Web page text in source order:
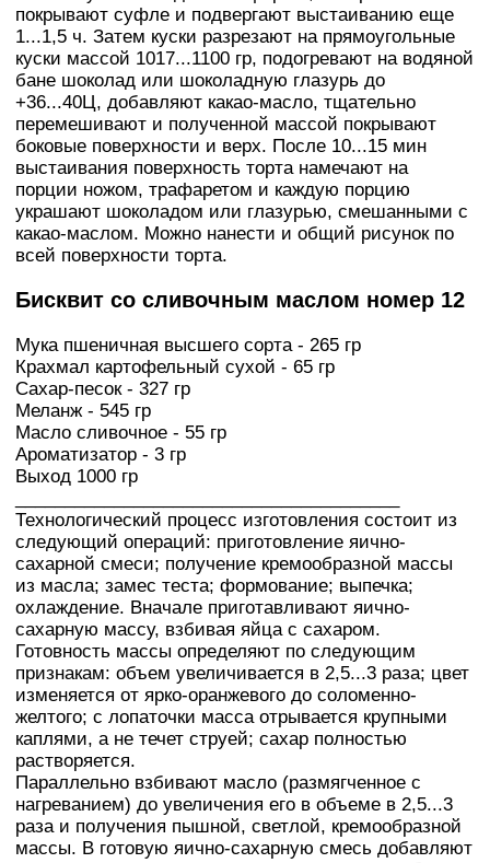
покрывают суфле и подвергают выстаиванию еще
1...1,5 ч. Затем куски разрезают на прямоугольные
куски массой 1017...1100 гр, подогревают на водяной
бане шоколад или шоколадную глазурь до
+36...40Ц, добавляют какао-масло, тщательно
перемешивают и полученной массой покрывают
боковые поверхности и верх. После 10...15 мин
выстаивания поверхность торта намечают на
порции ножом, трафаретом и каждую порцию
украшают шоколадом или глазурью, смешанными с
какао-маслом. Можно нанести и общий рисунок по
всей поверхности торта.
Бисквит со сливочным маслом номер 12
Мука пшеничная высшего сорта - 265 гр
Крахмал картофельный сухой - 65 гр
Сахар-песок - 327 гр
Меланж - 545 гр
Масло сливочное - 55 гр
Ароматизатор - 3 гр
Выход 1000 гр
Технологический процесс изготовления состоит из
следующий операций: приготовление яично-
сахарной смеси; получение кремообразной массы
из масла; замес теста; формование; выпечка;
охлаждение. Вначале приготавливают яично-
сахарную массу, взбивая яйца с сахаром.
Готовность массы определяют по следующим
признакам: объем увеличивается в 2,5...3 раза; цвет
изменяется от ярко-оранжевого до соломенно-
желтого; с лопаточки масса отрывается крупными
каплями, а не течет струей; сахар полностью
растворяется.
Параллельно взбивают масло (размягченное с
нагреванием) до увеличения его в объеме в 2,5...3
раза и получения пышной, светлой, кремообразной
массы. В готовую яично-сахарную смесь добавляют